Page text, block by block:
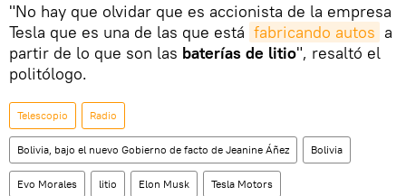
"No hay que olvidar que es accionista de la empresa
Tesla que es una de las que está fabricando autos a
partir de lo que son las baterías de litio", resaltó el
politólogo.
Telescopio Radio
Bolivia, bajo el nuevo Gobierno de facto de Jeanine Áñez Bolivia
Evo Morales litio Elon Musk Tesla Motors